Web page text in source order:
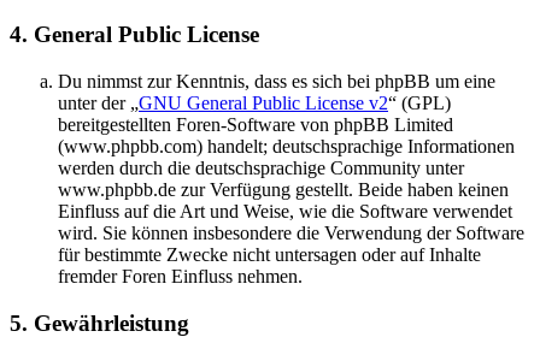
4. General Public License
Du nimmst zur Kenntnis, dass es sich bei phpBB um eine
unter der „GNU General Public License v2“ (GPL)
bereitgestellten Foren-Software von phpBB Limited
(www.phpbb.com) handelt; deutschsprachige Informationen
werden durch die deutschsprachige Community unter
www.phpbb.de zur Verfügung gestellt. Beide haben keinen
Einfluss auf die Art und Weise, wie die Software verwendet
wird. Sie können insbesondere die Verwendung der Software
für bestimmte Zwecke nicht untersagen oder auf Inhalte
fremder Foren Einfluss nehmen.
5. Gewährleistung